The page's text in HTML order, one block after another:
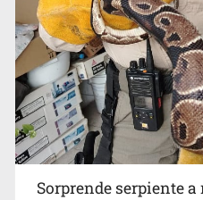
Detienen a tres miembros
tráfico de personas
Sorprende serpiente